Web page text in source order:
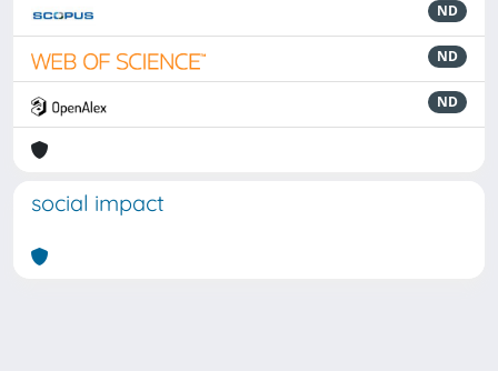
ND
ND
ND
social impact